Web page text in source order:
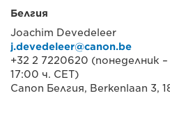
Белгия
Joachim Devedeleer
j.devedeleer@canon.be
+32 2 7220620 (понеделник
17:00 ч. CET)
Canon Белгия, Berkenlaan 3,